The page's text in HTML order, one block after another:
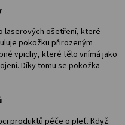
laserových ošetření, které
pokožku přirozeným
vpichy, které tělo vnímá jako
Díky tomu se pokožka
produktů péče o pleť. Když